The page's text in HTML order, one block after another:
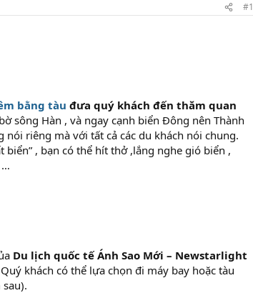
#1
bằng tàu đưa quý khách đến thăm quan
sông Hàn , và ngay cạnh biển Đông nên Thành
riêng mà với tất cả các du khách nói chung.
, bạn có thể hít thở ,lắng nghe gió biển ,
…
Du lịch quốc tế Ánh Sao Mới – Newstarlight
khách có thể lựa chọn đi máy bay hoặc tàu